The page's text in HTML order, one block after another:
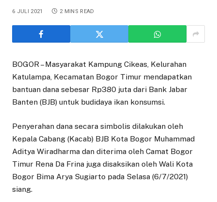
6 JULI 2021 2 MINS READ
BOGOR – Masyarakat Kampung Cikeas, Kelurahan
Katulampa, Kecamatan Bogor Timur mendapatkan
bantuan dana sebesar Rp380 juta dari Bank Jabar
Banten (BJB) untuk budidaya ikan konsumsi.
Penyerahan dana secara simbolis dilakukan oleh
Kepala Cabang (Kacab) BJB Kota Bogor Muhammad
Aditya Wiradharma dan diterima oleh Camat Bogor
Timur Rena Da Frina juga disaksikan oleh Wali Kota
Bogor Bima Arya Sugiarto pada Selasa (6/7/2021)
siang.